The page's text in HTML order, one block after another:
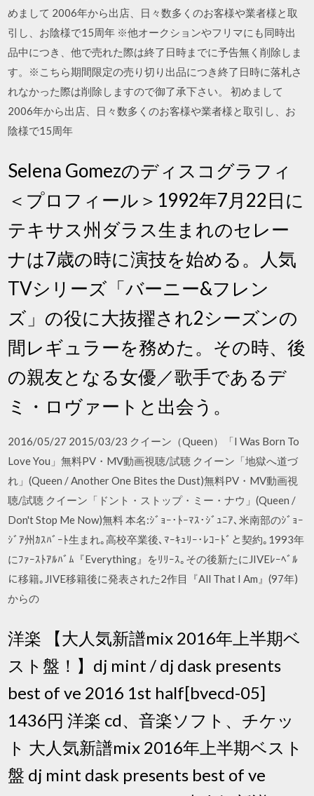
めまして 2006年から出店、日々数多くのお客様や業者様と取
引し、お陰様で15周年 ※他オークションやフリマにも同時出
品中につき、他で売れた際は終了日時までに予告無く削除しま
す。※こちら期間限定の売り切り出品につき終了日時に落札さ
れなかった際は削除しますので御了承下さい。 初めまして
2006年から出店、日々数多くのお客様や業者様と取引し、お
陰様で15周年
Selena Gomezのディスコグラフィ
＜プロフィール＞1992年7月22日に
テキサス州ダラス生まれのセレー
ナは7歳の時に演技を始める。人気
TVシリーズ「バーニー&フレン
ズ」の役に大抜擢され2シーズンの
間レギュラーを務めた。その時、後
の親友となる女優／歌手であるデ
ミ・ロヴァートと出会う。
2016/05/27 2015/03/23 クイーン（Queen）「I Was Born To
Love You」無料PV・MV動画視聴/試聴 クイーン「地獄へ道づ
れ」(Queen / Another One Bites the Dust)無料PV・MV動画視
聴/試聴 クイーン「ドント・ストップ・ミー・ナウ」(Queen /
Don't Stop Me Now)無料 本名:ｼﾞｮｰ･ﾄｰﾏｽ･ｼﾞｭﾆｱ､米南部のｼﾞｮｰ
ｼﾞｱ州ｶｽﾊﾞｰﾄ生まれ｡高校卒業後､ﾏｰｷｭﾘｰ･ﾚｺｰﾄﾞと契約｡1993年
にﾌｧｰｽﾄｱﾙﾊﾞﾑ『Everything』をﾘﾘｰｽ｡その後新たにJIVEﾚｰﾍﾞﾙ
に移籍｡JIVE移籍後に発表された2作目『All That I Am』(97年)
からの
洋楽 【大人気新譜mix 2016年上半期ベ
スト盤！】dj mint / dj dask presents
best of ve 2016 1st half[bvecd-05]
1436円 洋楽 cd、音楽ソフト、チケッ
ト 大人気新譜mix 2016年上半期ベスト
盤 dj mint dask presents best of ve